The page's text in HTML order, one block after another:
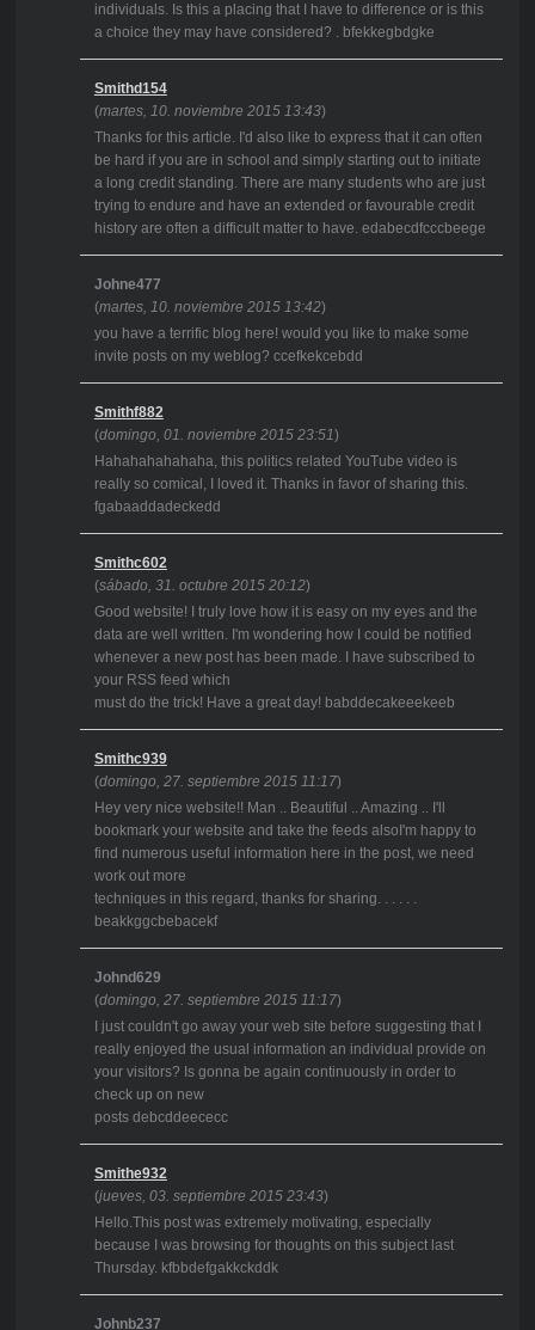
individuals. Is this a placing that I have to difference or is this
a choice they may have considered? . bfekkegbdgke
Smithd154
(martes, 10. noviembre 2015 13:43)
Thanks for this article. I'd also like to express that it can often
be hard if you are in school and simply starting out to initiate
a long credit standing. There are many students who are just
trying to endure and have an extended or favourable credit
history are often a difficult matter to have. edabecdfcccbeege
Johne477
(martes, 10. noviembre 2015 13:42)
you have a terrific blog here! would you like to make some
invite posts on my weblog? ccefkekcebdd
Smithf882
(domingo, 01. noviembre 2015 23:51)
Hahahahahahaha, this politics related YouTube video is
really so comical, I loved it. Thanks in favor of sharing this.
fgabaaddadeckedd
Smithc602
(sábado, 31. octubre 2015 20:12)
Good website! I truly love how it is easy on my eyes and the
data are well written. I'm wondering how I could be notified
whenever a new post has been made. I have subscribed to
your RSS feed which
must do the trick! Have a great day! babddecakeeekeeb
Smithc939
(domingo, 27. septiembre 2015 11:17)
Hey very nice website!! Man .. Beautiful .. Amazing .. I'll
bookmark your website and take the feeds alsoI'm happy to
find numerous useful information here in the post, we need
work out more
techniques in this regard, thanks for sharing. . . . . .
beakkggcbebacekf
Johnd629
(domingo, 27. septiembre 2015 11:17)
I just couldn't go away your web site before suggesting that I
really enjoyed the usual information an individual provide on
your visitors? Is gonna be again continuously in order to
check up on new
posts debcddeececc
Smithe932
(jueves, 03. septiembre 2015 23:43)
Hello.This post was extremely motivating, especially
because I was browsing for thoughts on this subject last
Thursday. kfbbdefgakkckddk
Johnb237